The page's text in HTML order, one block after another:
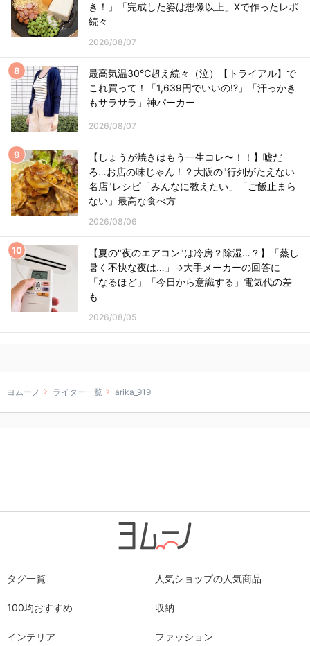
き！」「完成した姿は想像以上」Xで作ったレポ
続々
2026/08/07
最高気温30℃超え続々（泣）【トライアル】で
これ買って！「1,639円でいいの!?」「汗っかき
もサラサラ」神パーカー
2026/08/07
【しょうが焼きはもう一生コレ〜！！】嘘だ
ろ…お店の味じゃん！？大阪の"行列がたえない
名店"レシピ「みんなに教えたい」「ご飯止まら
ない」最高な食べ方
2026/08/06
【夏の"夜のエアコン"は冷房？除湿…？】「蒸し
暑く不快な夜は…」→大手メーカーの回答に
「なるほど」「今日から意識する」電気代の差
も
2026/08/05
ヨムーノ ライター一覧 arika_919
タグ一覧 人気ショップの人気商品
100均おすすめ 収納
インテリア ファッション